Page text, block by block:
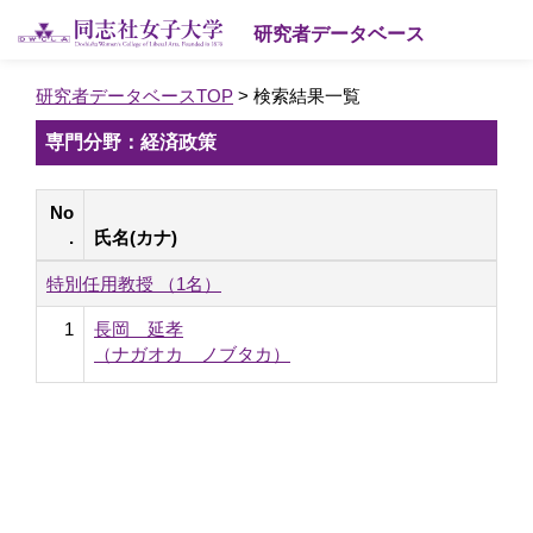
研究者データベース
研究者データベースTOP > 検索結果一覧
専門分野：経済政策
No
.
氏名(カナ)
特別任用教授 （1名）
1
長岡 延孝
（ナガオカ ノブタカ）